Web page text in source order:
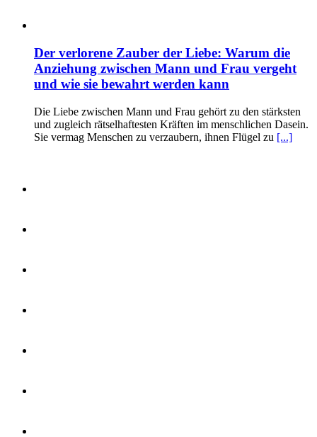
Der verlorene Zauber der Liebe: Warum die
Anziehung zwischen Mann und Frau vergeht
und wie sie bewahrt werden kann
Die Liebe zwischen Mann und Frau gehört zu den stärksten
und zugleich rätselhaftesten Kräften im menschlichen Dasein.
Sie vermag Menschen zu verzaubern, ihnen Flügel zu [...]